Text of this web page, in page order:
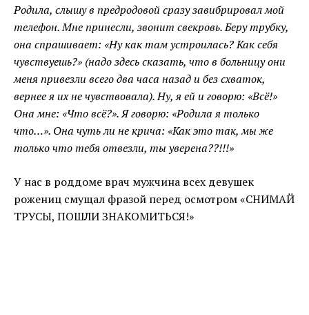
Родила, слышу в предродовой сразу завибрировал мой
телефон. Мне принесли, звонит свекровь. Беру трубку,
она спрашивает: «Ну как там устроилась? Как себя
чувствуешь?» (надо здесь сказать, что в больницу они
меня привезли всего два часа назад и без схваток,
вернее я их не чувствовала). Ну, я ей и говорю: «Всё!»
Она мне: «Что всё?». Я говорю: «Родила я только
что…». Она чуть ли не крича: «Как это так, мы же
только что тебя отвезли, ты уверена??!!!»
У нас в роддоме врач мужчина всех девушек
рожениц смущал фразой перед осмотром «СНИМАЙ
ТРУСЫ, ПОШЛИ ЗНАКОМИТЬСЯ!»